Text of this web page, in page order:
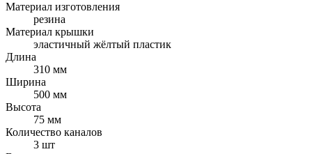
Материал изготовления
резина
Материал крышки
эластичный жёлтый пластик
Длина
310 мм
Ширина
500 мм
Высота
75 мм
Количество каналов
3 шт